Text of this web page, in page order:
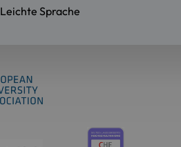
Leichte Sprache